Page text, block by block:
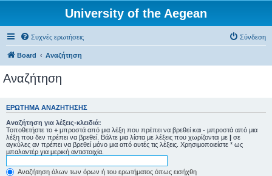
University of the Aegean
Συχνές ερωτήσεις Σύνδεση
Board Αναζήτηση
Αναζήτηση
ΕΡΏΤΗΜΑ ΑΝΑΖΉΤΗΣΗΣ
Αναζήτηση για λέξεις-κλειδιά:
Τοποθετήστε το + μπροστά από μια λέξη που πρέπει να βρεθεί και - μπροστά από μια
λέξη που δεν πρέπει να βρεθεί. Βάλτε μια λίστα με λέξεις που χωρίζονται με | σε
αγκύλες αν πρέπει να βρεθεί μόνο μια από αυτές τις λέξεις. Χρησιμοποιείστε * ως
μπαλαντέρ για μερική αντιστοιχία.
Αναζήτηση όλων των όρων ή του ερωτήματος όπως εισήχθη